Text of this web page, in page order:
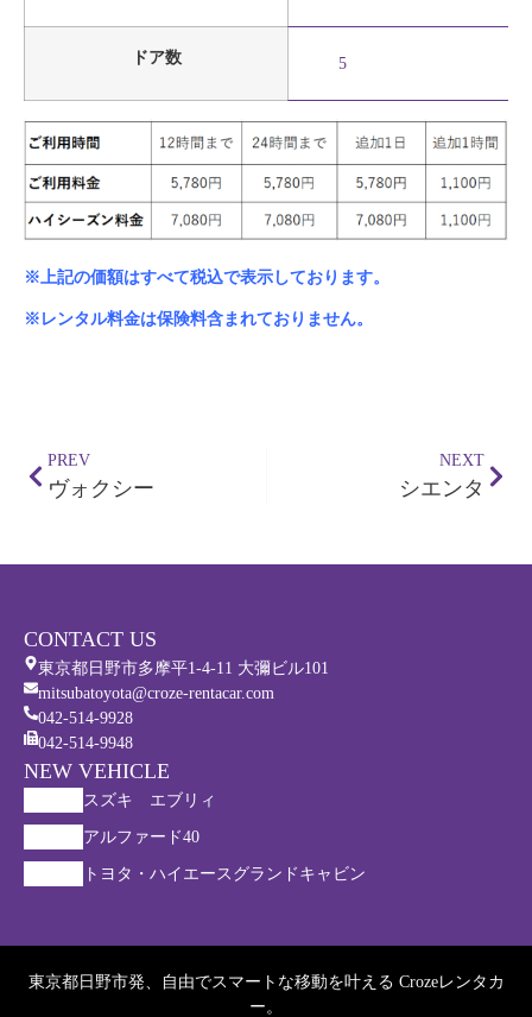
ドア数 5
※上記の価額はすべて税込で表示しております。
※レンタル料金は保険料含まれておりません。
PREV
ヴォクシー
NEXT
シエンタ
CONTACT US
東京都日野市多摩平1-4-11 大彌ビル101
mitsubatoyota@croze-rentacar.com
042-514-9928
042-514-9948
NEW VEHICLE
スズキ エブリィ
アルファード40
トヨタ・ハイエースグランドキャビン
東京都日野市発、自由でスマートな移動を叶える Crozeレンタカ
ー。